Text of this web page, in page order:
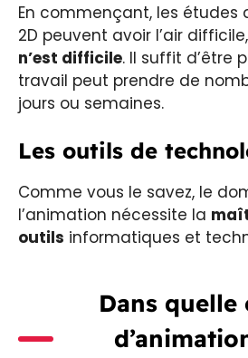
En commençant, les études
2D peuvent avoir l’air
n’est difficile. Il suffit d’être
travail peut prendre de
jours ou semaines.
Les outils de
Comme vous le savez, le
l’animation nécessite la
outils informatiques et
Dans quelle